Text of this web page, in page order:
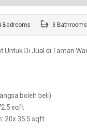
Bedrooms 3 Bathrooms
Untuk Di Jual di Taman
boleh beli)
sqft
20x 35.5 sqft